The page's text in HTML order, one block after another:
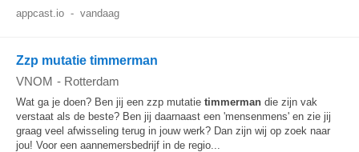
appcast.io - vandaag
Zzp mutatie timmerman
VNOM - Rotterdam
Wat ga je doen? Ben jij een zzp mutatie timmerman die zijn vak
verstaat als de beste? Ben jij daarnaast een 'mensenmens' en zie jij
graag veel afwisseling terug in jouw werk? Dan zijn wij op zoek naar
jou! Voor een aannemersbedrijf in de regio...